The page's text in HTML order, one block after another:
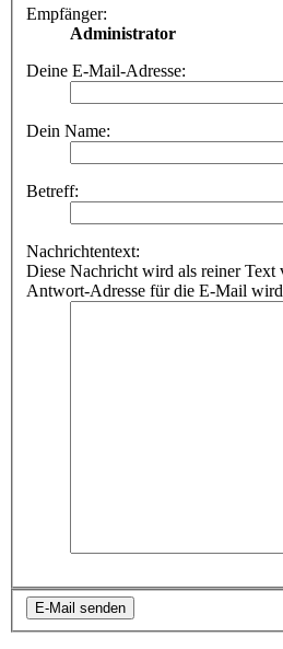
Empfänger:
Administrator
Deine E-Mail-Adresse:
Dein Name:
Betreff:
Nachrichtentext:
Diese Nachricht wird als reiner
Antwort-Adresse für die E-Mail